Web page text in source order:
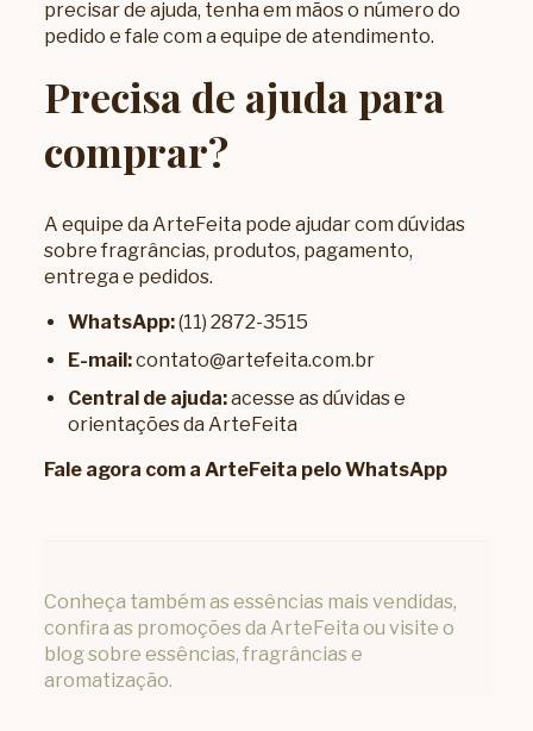
precisar de ajuda, tenha em mãos o número do
pedido e fale com a equipe de atendimento.
Precisa de ajuda para
comprar?
A equipe da ArteFeita pode ajudar com dúvidas
sobre fragrâncias, produtos, pagamento,
entrega e pedidos.
WhatsApp:(11) 2872-3515
E-mail:contato@artefeita.com.br
Central de ajuda:acesse as dúvidas e
orientações da ArteFeita
Fale agora com a ArteFeita pelo WhatsApp
Conheça também asessências mais vendidas,
confira as promoções da ArteFeita ou visite o
blog sobre essências, fragrâncias e
aromatização.